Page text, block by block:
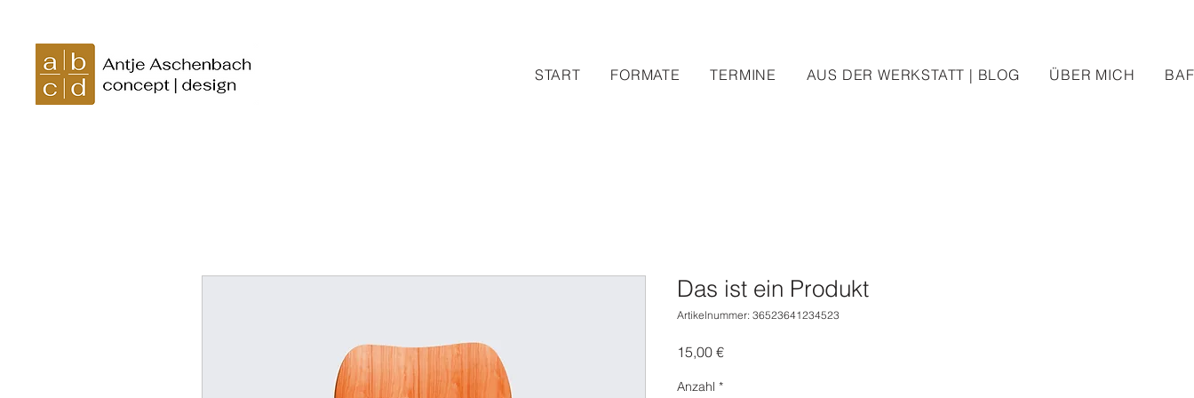
START FORMATE TERMINE AUS DER WERKSTATT | BLOG ÜBER MICH
Das ist ein Produkt
Artikelnummer: 36523641234523
15,00 €Preis
Anzahl *